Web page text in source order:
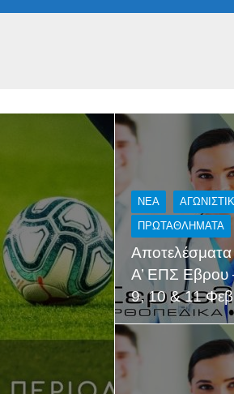
NEA
ΠΡΩΤΑΘΛΉΜΑΤΑ
Αποτελέσματα
Α’ ΕΠΣ
9, 10 & 11